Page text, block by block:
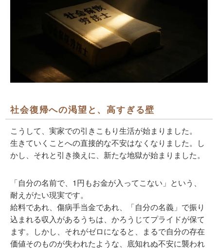
社会復帰への渇望と、高すぎる壁
こうして、実家での引きこもり生活が始まりました。
生きていくことへの直接的な不安はなくなりました。し
かし、それと引き換えに、新たな地獄が始まりました。
「自分の名前で、1円もお金が入ってこない」という、
耐えがたい現実です。
給料であれ、傷病手当金であれ、「自分の名義」で振り
込まれる収入があるうちは、かろうじてプライドが保て
ます。しかし、それがゼロになると、まるで自分の存在
価値そのものが失われたような、底知れぬ不安に襲われ